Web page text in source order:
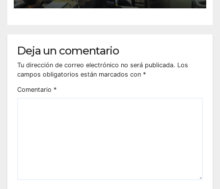
Deja un comentario
Tu dirección de correo electrónico no será publicada. Los
campos obligatorios están marcados con *
Comentario *